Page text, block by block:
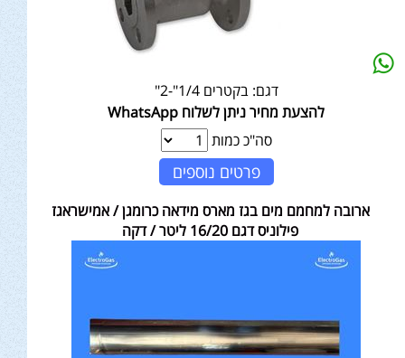
דגם: בקטרים 1/4"-2"
להצעת מחיר ניתן לשלוח WhatsApp
סה"כ כמות
פרטים נוספים
ארובה למחמם מים בגז מארס מידאה כרומגן / אמישראגז
פילוניס דגם 16/20 ליטר / דקה